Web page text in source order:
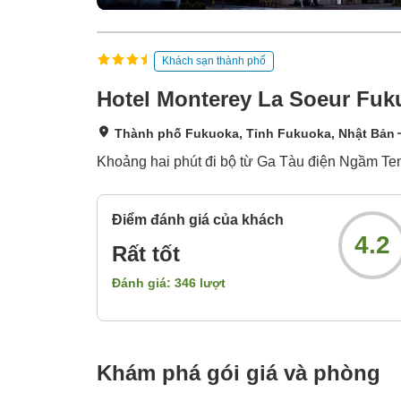
Khách sạn thành phố
Hotel Monterey La Soeur
Thành phố Fukuoka, Tỉnh Fukuoka, Nhật Bản
Khoảng hai phút đi bộ từ Ga Tàu điện Ngầm
Điểm đánh giá của khách
Rất tốt
Đánh giá: 346 lượt
4.2
Khám phá gói giá và phòng